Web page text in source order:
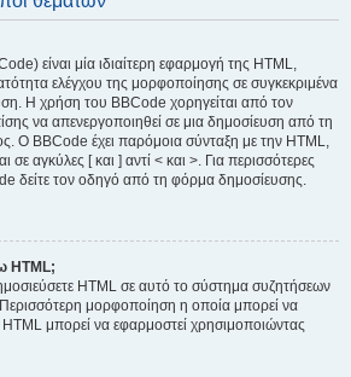
είναι μία ιδιαίτερη εφαρμογή της HTML,
ελέγχου της μορφοποίησης σε συγκεκριμένα
Η χρήση του BBCode χορηγείται από τον
να απενεργοποιηθεί σε μια δημοσίευση από τη
Ο BBCode έχει παρόμοια σύνταξη με την HTML,
σε αγκύλες [ και ] αντί < και >. Για περισσότερες
δείτε τον οδηγό από τη φόρμα δημοσίευσης.
HTML;
HTML σε αυτό το σύστημα συζητήσεων
μορφοποίηση η οποία μπορεί να
HTML μπορεί να εφαρμοστεί χρησιμοποιώντας